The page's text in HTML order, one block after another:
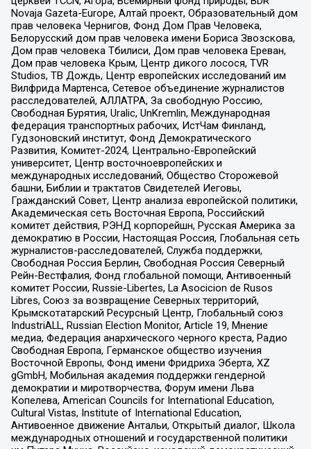
Novaja Gazeta-Europe, Алтай проект, Образовательный дом
прав человека Чернигов, Фонд Дом Прав Человека,
Белорусский дом прав человека имени Бориса Звозскова,
Дом прав человека Тбилиси, Дом прав человека Ереван,
Дом прав человека Крым, Центр дикого лосося, TVR
Studios, ТВ Дождь, Центр европейских исследований им
Вилфрида Мартенса, Сетевое объединение журналистов
расследователей, АЛЛАТРА, За свободную Россию,
Свободная Бурятия, Uralic, UnKremlin, Международная
федерация транспортных рабочих, ИстЧам Финланд,
Гудзоновский институт, Фонд Демократического
Развития, Комитет-2024, Центрально-Европейский
университет, Центр восточноевропейских и
международных исследований, Общество Сторожевой
башни, Библии и трактатов Свидетелей Иеговы,
Гражданский Совет, Центр анализа европейской политики,
Академическая сеть Восточная Европа, Российский
комитет действия, РЭНД корпорейшн, Русская Америка за
демократию в России, Настоящая Россия, Глобальная сеть
журналистов-расследователей, Служба поддержки,
Свободная Россия Берлин, Свободная Россия Северный
Рейн-Вестфалия, Фонд глобальной помощи, Антивоенный
комитет России, Russie-Libertes, La Asocicion de Rusos
Libres, Союз за возвращение Северных территорий,
Крымскотатарский Ресурсный Центр, Глобальный союз
IndustriALL, Russian Election Monitor, Article 19, Мнение
медиа, Федерация анархического черного креста, Радио
Свободная Европа, Германское общество изучения
Восточной Европы, Фонд имени Фридриха Эберта, XZ
gGmbH, Мобильная академия поддержки гендерной
демократии и миротворчества, Форум имени Льва
Копелева, American Councils for International Education,
Cultural Vistas, Institute of International Education,
Антивоенное движение Антальи, Открытый диалог, Школа
международных отношений и государственной политики